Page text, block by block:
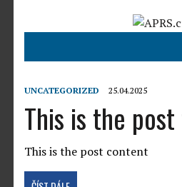
UNCATEGORIZED 25.04.2025
This is the
This is the post content